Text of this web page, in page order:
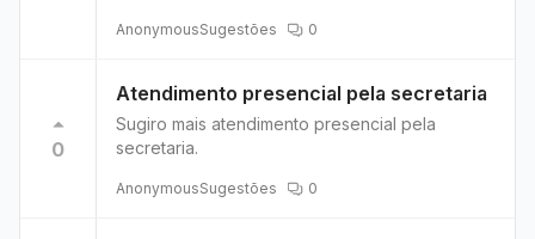
AnonymousSugestões 0
0
Atendimento presencial pela secretaria
Sugiro mais atendimento presencial pela
secretaria.
AnonymousSugestões 0